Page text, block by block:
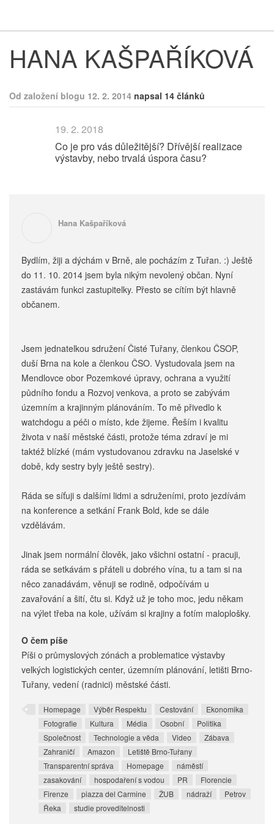
HANA KAŠPAŘÍKOVÁ
Od založení blogu 12. 2. 2014 napsal 14 článků
19. 2. 2018
Co je pro vás důležitější? Dřívější realizace
výstavby, nebo trvalá úspora času?
Hana Kašpaříková
Bydlím, žiji a dýchám v Brně, ale pocházím z Tuřan. :) Ještě
do 11. 10. 2014 jsem byla nikým nevolený občan. Nyní
zastávám funkci zastupitelky. Přesto se cítím být hlavně
občanem.
Jsem jednatelkou sdružení Čisté Tuřany, členkou ČSOP,
duší Brna na kole a členkou ČSO. Vystudovala jsem na
Mendlovce obor Pozemkové úpravy, ochrana a využití
půdního fondu a Rozvoj venkova, a proto se zabývám
územním a krajinným plánováním. To mě přivedlo k
watchdogu a péči o místo, kde žijeme. Řeším i kvalitu
života v naší městské části, protože téma zdraví je mi
taktéž blízké (mám vystudovanou zdravku na Jaselské v
době, kdy sestry byly ještě sestry).
Ráda se síťuji s dalšími lidmi a sdruženími, proto jezdívám
na konference a setkání Frank Bold, kde se dále
vzdělávám.
Jinak jsem normální člověk, jako všichni ostatní - pracuji,
ráda se setkávám s přáteli u dobrého vína, tu a tam si na
něco zanadávám, věnuji se rodině, odpočívám u
zavařování a šití, čtu si. Když už je toho moc, jedu někam
na výlet třeba na kole, užívám si krajiny a fotím maloplošky.
O čem píše
Píši o průmyslových zónách a problematice výstavby
velkých logistických center, územním plánování, letišti Brno-
Tuřany, vedení (radnici) městské části.
Homepage Výběr Respektu Cestování
Ekonomika
Fotografie
Kultura Média Osobní
Politika
Společnost
Technologie a věda Video
Zábava
Zahraničí
Amazon
Letiště Brno-Tuřany
Transparentní správa
Homepage
náměstí
zasakování
hospodaření s vodou PR
Florencie
Firenze
piazza del Carmine ŽUB nádraží
Petrov
Řeka
studie proveditelnosti